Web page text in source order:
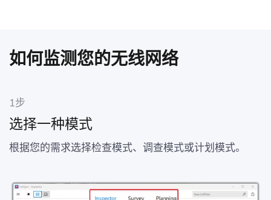
如何监测您的无线网络
1步
选择一种模式
根据您的需求选择检查模式、调查模式或计划模式。